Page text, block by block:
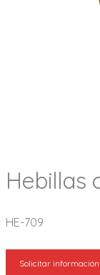
Hebillas
HE-709
Solicitar información